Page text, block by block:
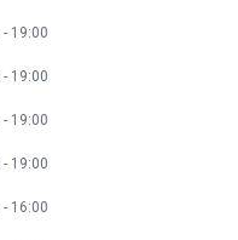
19:00
19:00
19:00
19:00
16:00